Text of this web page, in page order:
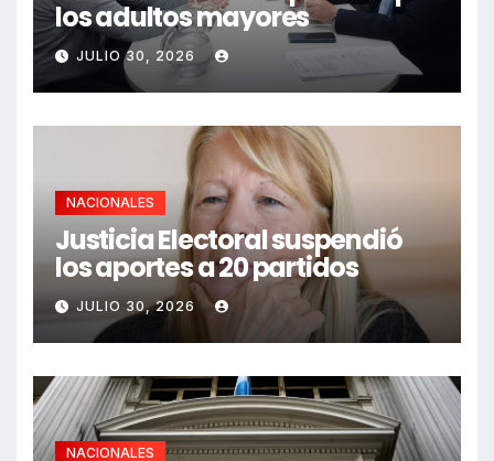
los adultos mayores
JULIO 30, 2026
NACIONALES
Justicia Electoral suspendió
los aportes a 20 partidos
JULIO 30, 2026
NACIONALES